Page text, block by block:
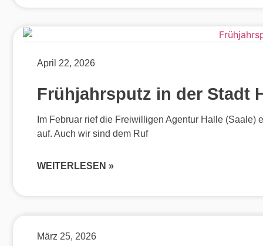
April 22, 2026
Frühjahrsputz in der Stadt
Im Februar rief die Freiwilligen Agentur Halle
auf. Auch wir sind dem Ruf
WEITERLESEN »
März 25, 2026